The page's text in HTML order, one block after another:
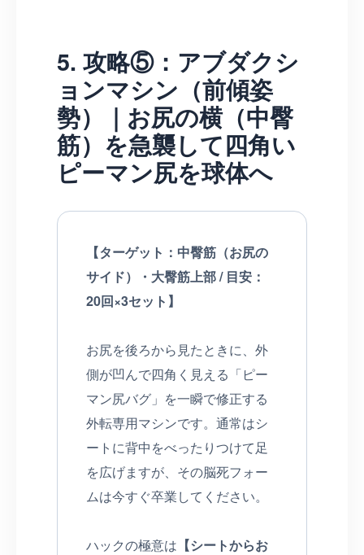
5. 攻略⑤：アブダクシ
ョンマシン（前傾姿
勢）｜お尻の横（中臀
筋）を急襲して四角い
ピーマン尻を球体へ
【ターゲット：中臀筋（お尻の
サイド）・大臀筋上部 / 目安：
20回×3セット】
お尻を後ろから見たときに、外
側が凹んで四角く見える「ピー
マン尻バグ」を一瞬で修正する
外転専用マシンです。通常はシ
ートに背中をべったりつけて足
を広げますが、その脳死フォー
ムは今すぐ卒業してください。
ハックの極意は 【シートからお